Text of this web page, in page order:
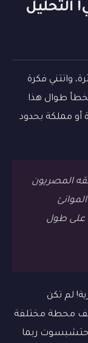
التحليل
واتتني فكرة
طوال هذا
أو مملكة بحدود
المصريون
على طول
لم تكن
محطة مختلفة
حتشبسوت ربما